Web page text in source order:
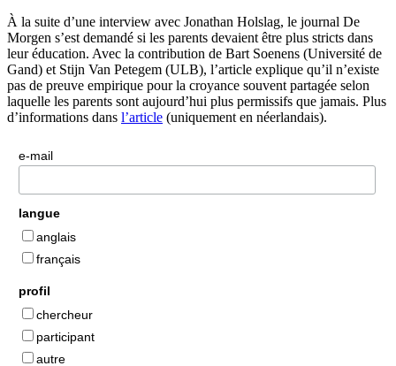
À la suite d’une interview avec Jonathan Holslag, le journal De
Morgen s’est demandé si les parents devaient être plus stricts dans
leur éducation. Avec la contribution de Bart Soenens (Université de
Gand) et Stijn Van Petegem (ULB), l’article explique qu’il n’existe
pas de preuve empirique pour la croyance souvent partagée selon
laquelle les parents sont aujourd’hui plus permissifs que jamais. Plus
d’informations dans l’article (uniquement en néerlandais).
e-mail
langue
anglais
français
profil
chercheur
participant
autre